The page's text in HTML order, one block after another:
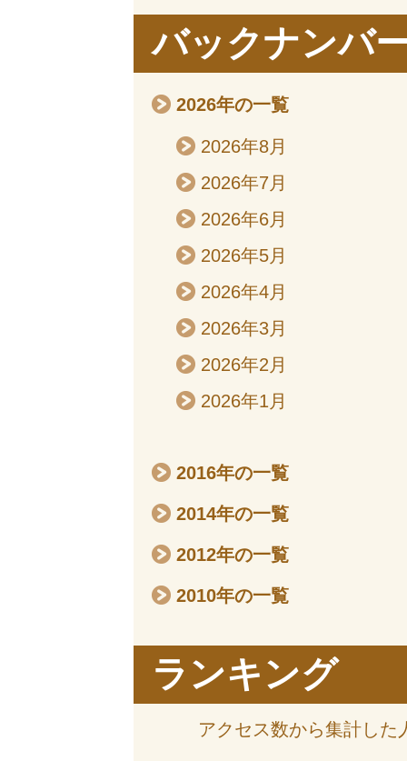
バックナンバ
2026年の一覧
2026年8月
2026年7月
2026年6月
2026年5月
2026年4月
2026年3月
2026年2月
2026年1月
2016年の一覧
2014年の一覧
2012年の一覧
2010年の一覧
ランキング
アクセス数から集計した